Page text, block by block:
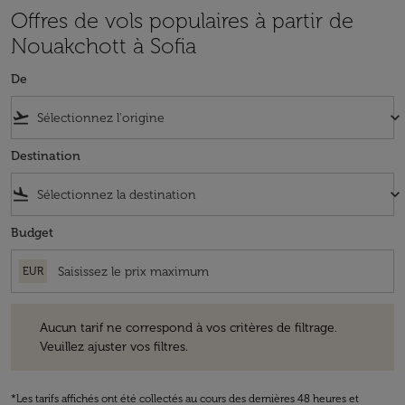
Offres de vols populaires à partir de
Nouakchott à Sofia
De
flight_takeoff keyboard_arrow_down
Destination
flight_land keyboard_arrow_down
Budget
EUR
Aucun tarif ne correspond à vos critères de filtrage.
Veuillez ajuster vos filtres.
*Les tarifs affichés ont été collectés au cours des dernières 48 heures et